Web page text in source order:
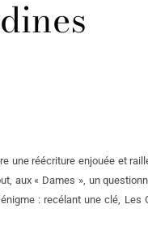
une réécriture enjouée et
aux « Dames », un
: recélant une clé, Les